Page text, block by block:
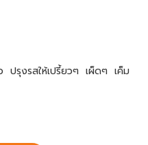
ปรุงรสให้เปรี้ยวๆ เผ็ดๆ เค็ม